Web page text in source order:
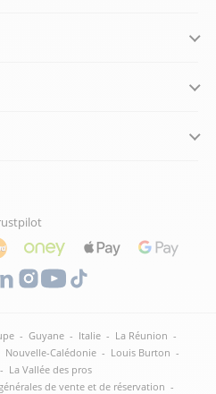
- Guyane - Italie - La Réunion -
Nouvelle-Calédonie - Louis Burton -
- La Vallée des pros
de vente et de réservation -